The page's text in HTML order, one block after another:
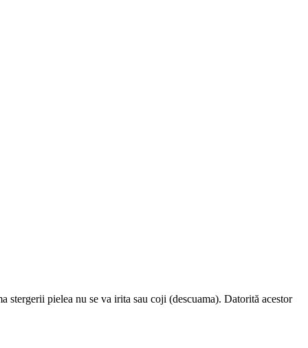
stergerii pielea nu se va irita sau coji (descuama). Datorită acestor